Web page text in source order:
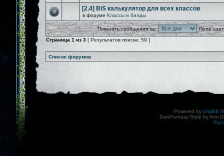
[2.4] BiS калькулятор для всех классов
в форуме Классы и билды
Показать сообщения за:
Поле
Страница 1 из 3 [ Результатов поиска: 59 ]
Список форумов
Powered by phpBB
DarkFantasy Style by Arm